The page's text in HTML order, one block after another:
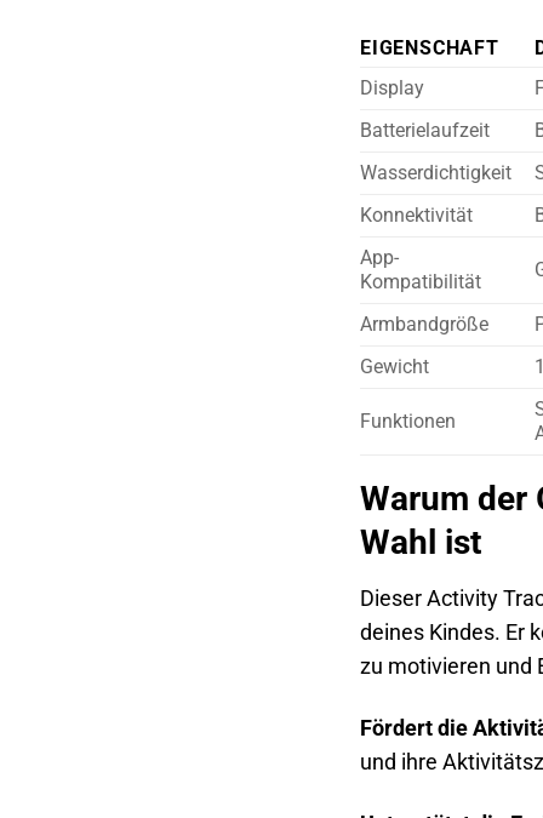
EIGENSCHAFT
Display
Batterielaufzeit
Wasserdichtigkeit
Konnektivität
App-
Kompatibilität
Armbandgröße
Gewicht
Funktionen
Warum der
Wahl ist
Dieser Activity
deines Kindes. Er
zu motivieren und
Fördert die
und ihre